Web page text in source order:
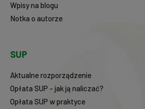
Wpisy na blogu
Notka o autorze
SUP
Aktualne rozporządzenie
Opłata SUP - jak ją naliczać?
Opłata SUP w praktyce